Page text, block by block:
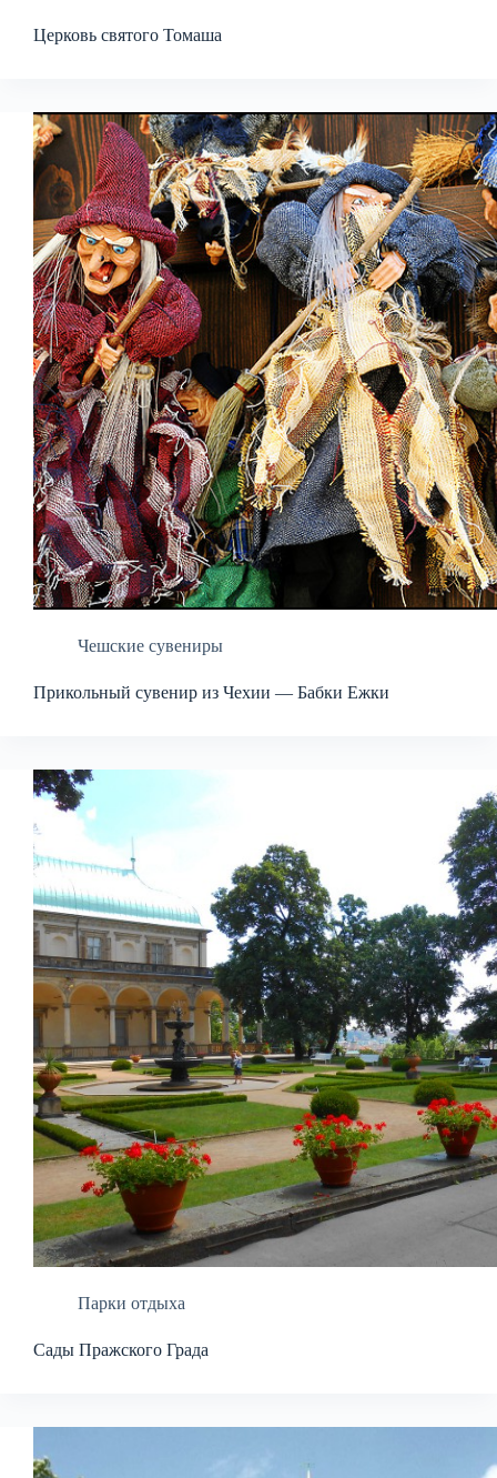
Церковь святого Томаша
Чешские сувениры
Прикольный сувенир из Чехии — Бабки Ежки
Парки отдыха
Сады Пражского Града